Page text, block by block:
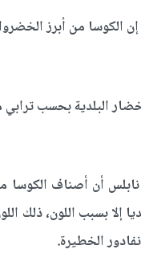
الكوسا من أبرز
البلدية بحسب ترابي
أن أصناف الكوسا
إلا بسبب اللون، ذلك
الخطيرة.